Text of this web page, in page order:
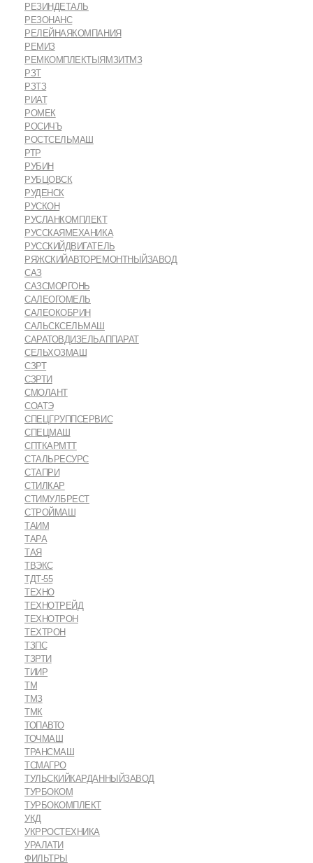
РЕЗИНДЕТАЛЬ
РЕЗОНАНС
РЕЛЕЙНАЯКОМПАНИЯ
РЕМИЗ
РЕМКОМПЛЕКТЫЯМЗИТМЗ
РЗТ
РЗТЗ
РИАТ
РОМЕК
РОСИЧЪ
РОСТСЕЛЬМАШ
РТР
РУБИН
РУБЦОВСК
РУДЕНСК
РУСКОН
РУСЛАНКОМПЛЕКТ
РУССКАЯМЕХАНИКА
РУССКИЙДВИГАТЕЛЬ
РЯЖСКИЙАВТОРЕМОНТНЫЙЗАВОД
САЗ
САЗСМОРГОНЬ
САЛЕОГОМЕЛЬ
САЛЕОКОБРИН
САЛЬСКСЕЛЬМАШ
САРАТОВДИЗЕЛЬАППАРАТ
СЕЛЬХОЗМАШ
СЗРТ
СЗРТИ
СМОЛАНТ
СОАТЭ
СПЕЦГРУППСЕРВИС
СПЕЦМАШ
СПТКАРМТТ
СТАЛЬРЕСУРС
СТАПРИ
СТИЛКАР
СТИМУЛБРЕСТ
СТРОЙМАШ
ТАИМ
ТАРА
ТАЯ
ТВЭКС
ТДТ-55
ТЕХНО
ТЕХНОТРЕЙД
ТЕХНОТРОН
ТЕХТРОН
ТЗПС
ТЗРТИ
ТИИР
ТМ
ТМЗ
ТМК
ТОПАВТО
ТОЧМАШ
ТРАНСМАШ
ТСМАГРО
ТУЛЬСКИЙКАРДАННЫЙЗАВОД
ТУРБОКОМ
ТУРБОКОМПЛЕКТ
УКД
УКРРОСТЕХНИКА
УРАЛАТИ
ФИЛЬТРЫ